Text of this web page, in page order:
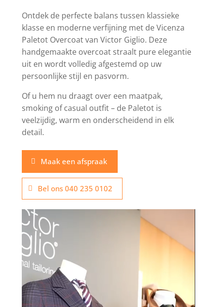
Ontdek de perfecte balans tussen klassieke
klasse en moderne verfijning met de Vicenza
Paletot Overcoat van Victor Giglio. Deze
handgemaakte overcoat straalt pure elegantie
uit en wordt volledig afgestemd op uw
persoonlijke stijl en pasvorm.
Of u hem nu draagt over een maatpak,
smoking of casual outfit – de Paletot is
veelzijdig, warm en onderscheidend in elk
detail.
Maak een afspraak
Bel ons 040 235 0102
Videospeler